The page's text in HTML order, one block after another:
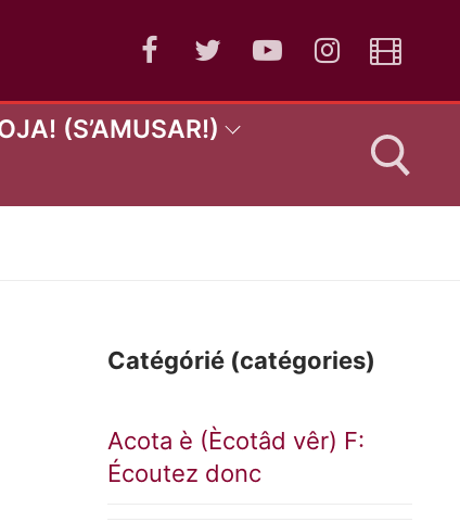
(S’AMUSAR!)
Catégórié (catégories)
Acota è (Ècotâd vêr) F:
Écoutez donc